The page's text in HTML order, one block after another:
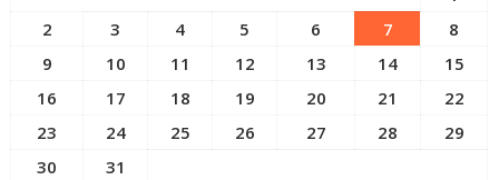
2
3 4 5 6 7
8
9
10 11 12 13 14
15
16
17 18 19 20 21
22
23
24 25 26 27 28
29
30
31